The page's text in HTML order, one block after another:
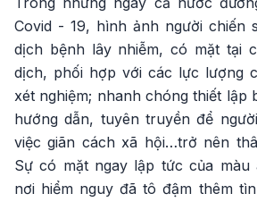
Covid - 19, hình ảnh người chiến
dịch bệnh lây nhiễm, có mặt tại
dịch, phối hợp với các lực lượng
xét nghiệm; nhanh chóng thiết lập
hướng dẫn, tuyên truyền để
việc giãn cách xã hội…trở nên
Sự có mặt ngay lập tức của màu
nơi hiểm nguy đã tô đậm thêm